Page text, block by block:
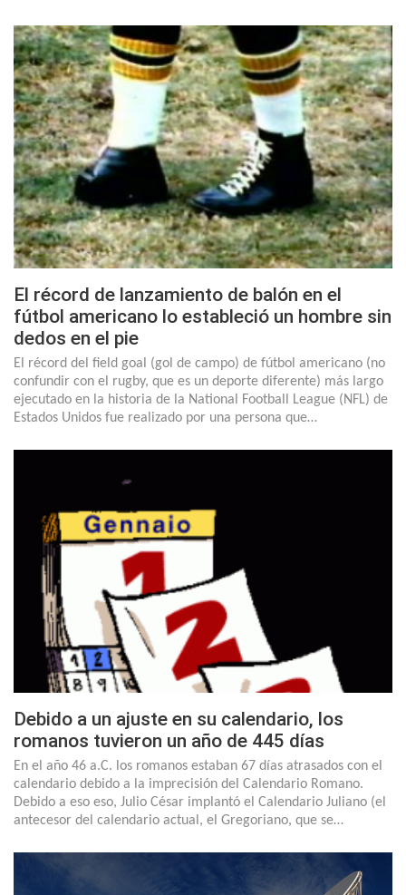
El récord de lanzamiento de balón en el
fútbol americano lo estableció un hombre sin
dedos en el pie
El récord del field goal (gol de campo) de fútbol americano (no
confundir con el rugby, que es un deporte diferente) más largo
ejecutado en la historia de la National Football League (NFL) de
Estados Unidos fue realizado por una persona que…
Debido a un ajuste en su calendario, los
romanos tuvieron un año de 445 días
En el año 46 a.C. los romanos estaban 67 días atrasados con el
calendario debido a la imprecisión del Calendario Romano.
Debido a eso eso, Julio César implantó el Calendario Juliano (el
antecesor del calendario actual, el Gregoriano, que se…